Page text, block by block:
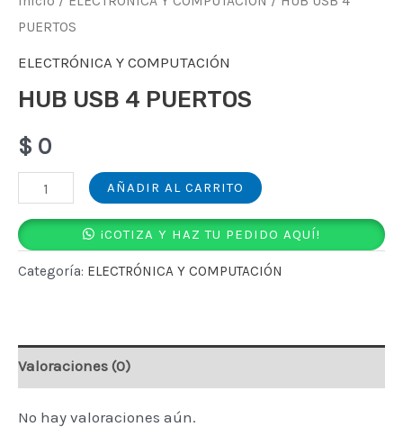
PUERTOS
ELECTRÓNICA Y COMPUTACIÓN
HUB USB 4 PUERTOS
$ 0
HUB
4
PUERTOS
AÑADIR AL CARRITO
¡COTIZA Y HAZ TU PEDIDO AQUÍ!
Categoría: ELECTRÓNICA Y COMPUTACIÓN
Valoraciones (0)
No hay valoraciones aún.